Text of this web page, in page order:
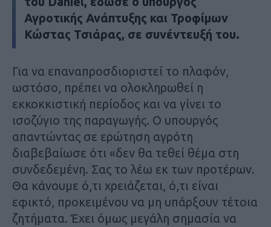
Αγροτικής Ανάπτυξης και Τροφίμων
Κώστας Τσιάρας, σε συνέντευξή του.
Για να επαναπροσδιοριστεί το πλαφόν,
ωστόσο, πρέπει να ολοκληρωθεί η
εκκοκκιστική περίοδος και να γίνει το
ισοζύγιο της παραγωγής. Ο υπουργός
απαντώντας σε ερώτηση αγρότη
διαβεβαίωσε ότι «δεν θα τεθεί θέμα στη
συνδεδεμένη. Σας το λέω εκ των προτέρων.
Θα κάνουμε ό,τι χρειάζεται, ό,τι είναι
εφικτό, προκειμένου να μη υπάρξουν τέτοια
ζητήματα. Έχει όμως μεγάλη σημασία να